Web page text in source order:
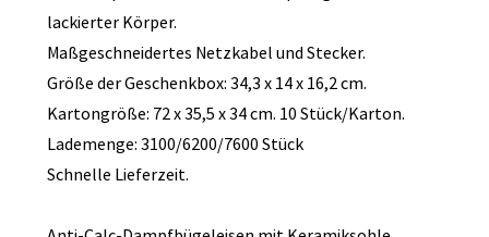
lackierter Körper.
Maßgeschneidertes Netzkabel und Stecker.
Größe der Geschenkbox: 34,3 x 14 x 16,2 cm.
Kartongröße: 72 x 35,5 x 34 cm. 10 Stück/Karton.
Lademenge: 3100/6200/7600 Stück
Schnelle Lieferzeit.